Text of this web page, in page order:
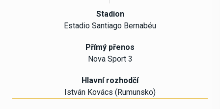
Stadion
Estadio Santiago Bernabéu
Přímý přenos
Nova Sport 3
Hlavní rozhodčí
István Kovács (Rumunsko)